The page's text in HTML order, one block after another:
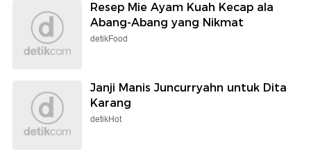
Resep Mie Ayam Kuah Kecap ala
Abang-Abang yang Nikmat
detikFood
Janji Manis Juncurryahn untuk Dita
Karang
detikHot